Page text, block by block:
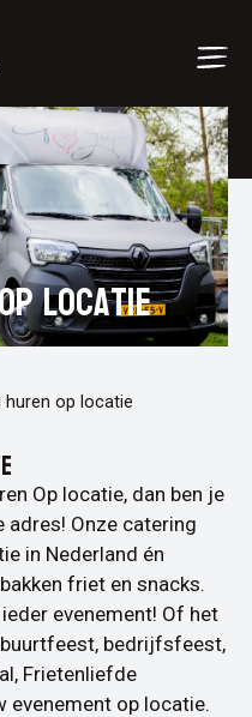
locatie
huren op locatie
Op locatie, dan ben je
Onze catering
in Nederland én
friet en snacks.
evenement! Of het
bedrijfsfeest,
Frietenliefde
evenement op locatie.